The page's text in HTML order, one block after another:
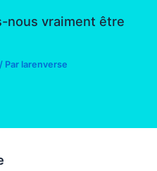
nous vraiment être
/ Par larenverse